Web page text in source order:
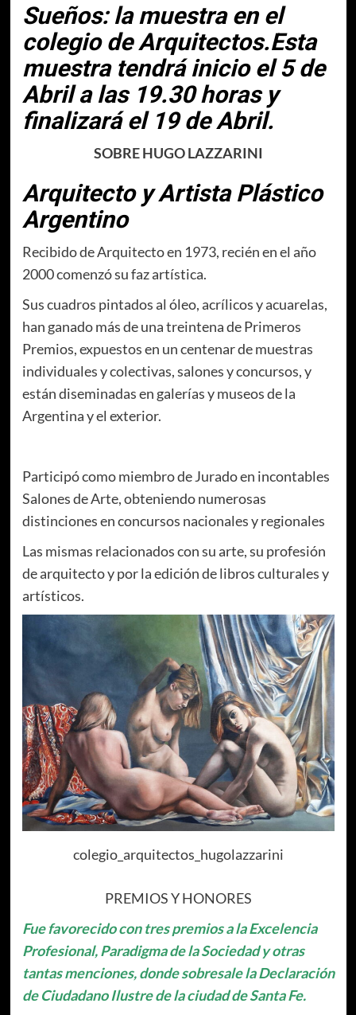
Sueños: la muestra en el
colegio de Arquitectos.Esta
muestra tendrá inicio el 5 de
Abril a las 19.30 horas y
finalizará el 19 de Abril.
SOBRE HUGO LAZZARINI
Arquitecto y Artista Plástico
Argentino
Recibido de Arquitecto en 1973, recién en el año
2000 comenzó su faz artística.
Sus cuadros pintados al óleo, acrílicos y acuarelas,
han ganado más de una treintena de Primeros
Premios, expuestos en un centenar de muestras
individuales y colectivas, salones y concursos, y
están diseminadas en galerías y museos de la
Argentina y el exterior.
Participó como miembro de Jurado en incontables
Salones de Arte, obteniendo numerosas
distinciones en concursos nacionales y regionales
Las mismas relacionados con su arte, su profesión
de arquitecto y por la edición de libros culturales y
artísticos.
colegio_arquitectos_hugolazzarini
PREMIOS Y HONORES
Fue favorecido con tres premios a la Excelencia
Profesional, Paradigma de la Sociedad y otras
tantas menciones, donde sobresale la Declaración
de Ciudadano Ilustre de la ciudad de Santa Fe.